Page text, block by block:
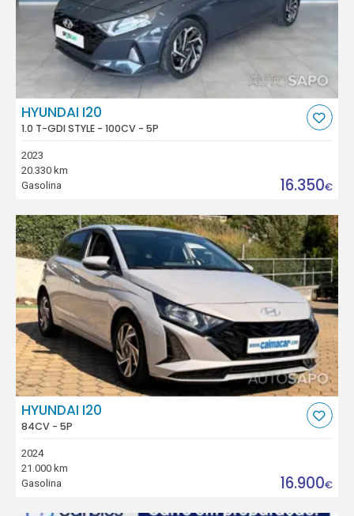
HYUNDAI I20
1.0 T-GDI STYLE - 100CV - 5P
2023
20.330 km
Gasolina
16.350€
HYUNDAI I20
84CV - 5P
2024
21.000 km
Gasolina
16.900€